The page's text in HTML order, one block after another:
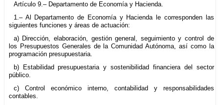
Artículo 9.– Departamento de Economía y Hacienda.
1.– Al Departamento de Economía y Hacienda le corresponden las
siguientes funciones y áreas de actuación:
a) Dirección, elaboración, gestión general, seguimiento y control de
los Presupuestos Generales de la Comunidad Autónoma, así como la
programación presupuestaria.
b) Estabilidad presupuestaria y sostenibilidad financiera del sector
público.
c) Control económico interno, contabilidad y responsabilidades
contables.